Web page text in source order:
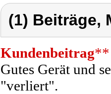
(1) Beiträge,
Kundenbeitrag**
Gutes Gerät und
"verliert".